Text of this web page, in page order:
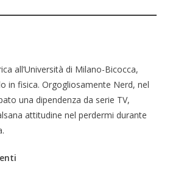
all’Università di Milano-Bicocca,
in fisica. Orgogliosamente Nerd, nel
una dipendenza da serie TV,
attitudine nel perdermi durante